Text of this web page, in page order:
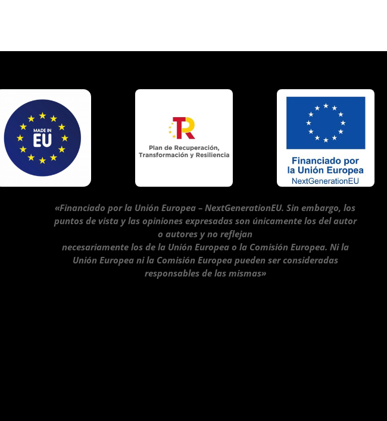
«Financiado por la Unión Europea – NextGenerationEU. Sin embargo, los
puntos de vista y las opiniones expresadas son únicamente los del autor
o autores y no reflejan
necesariamente los de la Unión Europea o la Comisión Europea. Ni la
Unión Europea ni la Comisión Europea pueden ser consideradas
responsables de las mismas»